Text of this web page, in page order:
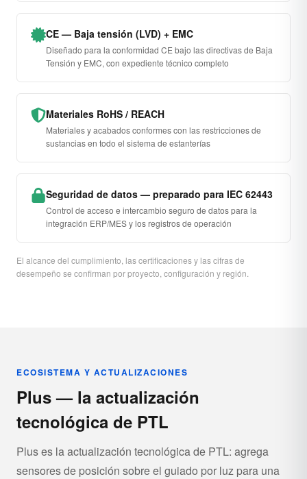
CE — Baja tensión (LVD) + EMC
Diseñado para la conformidad CE bajo las directivas de Baja
Tensión y EMC, con expediente técnico completo
Materiales RoHS / REACH
Materiales y acabados conformes con las restricciones de
sustancias en todo el sistema de estanterías
Seguridad de datos — preparado para IEC 62443
Control de acceso e intercambio seguro de datos para la
integración ERP/MES y los registros de operación
El alcance del cumplimiento, las certificaciones y las cifras de
desempeño se confirman por proyecto, configuración y región.
ECOSISTEMA Y ACTUALIZACIONES
Plus — la actualización
tecnológica de PTL
Plus es la actualización tecnológica de PTL: agrega
sensores de posición sobre el guiado por luz para una